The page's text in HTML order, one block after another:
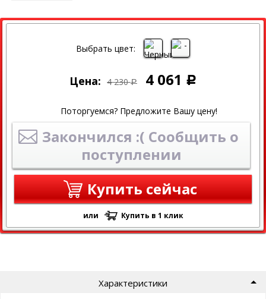
СКИДКА
Выбрать цвет:
Цена: 4 230 Р 4 061 Р
Поторгуемся? Предложите Вашу цену!
Закончился :( Сообщить о
поступлении
Купить сейчас
или Купить в 1 клик
Характеристики